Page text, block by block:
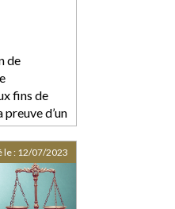
de
fins de
d’un
interrompt
le : 12/07/2023